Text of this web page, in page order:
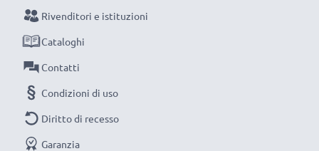
compromessi sulla qualità: ordina ora!
Rivenditori e istituzioni
Cataloghi
Contatti
Condizioni di uso
Diritto di recesso
Garanzia